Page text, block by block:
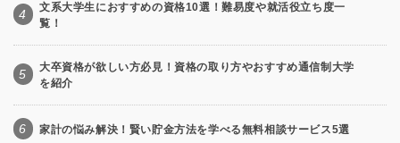
4
文系大学生におすすめの資格10選！難易度や就活役立ち度一
覧！
5
大卒資格が欲しい方必見！資格の取り方やおすすめ通信制大学
を紹介
6 家計の悩み解決！賢い貯金方法を学べる無料相談サービス5選